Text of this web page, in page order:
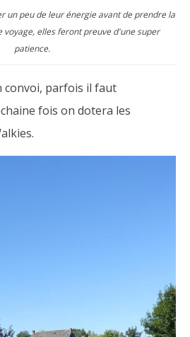
un peu de leur énergie avant de prendre la
voyage, elles feront preuve d'une super
patience.
convoi, parfois il faut
fois on dotera les